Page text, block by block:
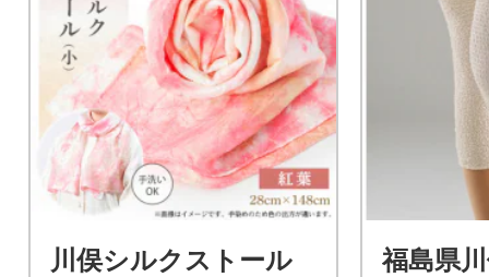
川俣シルクストール
福島県